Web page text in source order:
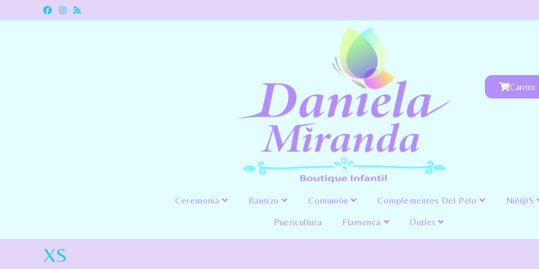
Carrito
Ceremonia Bautizo Comunión Complementos Del Pelo Niñ@s
Puericultura Flamenca Outlet
XS